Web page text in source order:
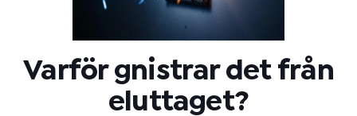
Varför gnistrar det från
eluttaget?